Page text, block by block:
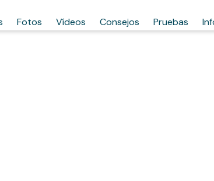
Fotos Vídeos Consejos Pruebas